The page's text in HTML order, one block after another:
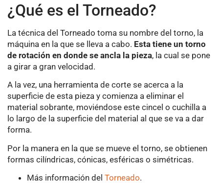
¿Qué es el Torneado?
La técnica del Torneado toma su nombre del torno, la
máquina en la que se lleva a cabo. Esta tiene un torno
de rotación en donde se ancla la pieza, la cual se pone
a girar a gran velocidad.
A la vez, una herramienta de corte se acerca a la
superficie de esta pieza y comienza a eliminar el
material sobrante, moviéndose este cincel o cuchilla a
lo largo de la superficie del material al que se va a dar
forma.
Por la manera en la que se mueve el torno, se obtienen
formas cilíndricas, cónicas, esféricas o simétricas.
Más información del Torneado.